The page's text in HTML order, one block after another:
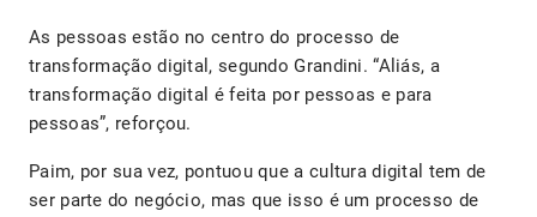
As pessoas estão no centro do processo de
transformação digital, segundo Grandini. “Aliás, a
transformação digital é feita por pessoas e para
pessoas”, reforçou.
Paim, por sua vez, pontuou que a cultura digital tem de
ser parte do negócio, mas que isso é um processo de